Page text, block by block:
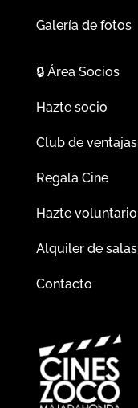
Galería de fotos
🔒Área Socios
Hazte socio
Club de ventajas
Regala Cine
Hazte voluntario
Alquiler de salas
Contacto